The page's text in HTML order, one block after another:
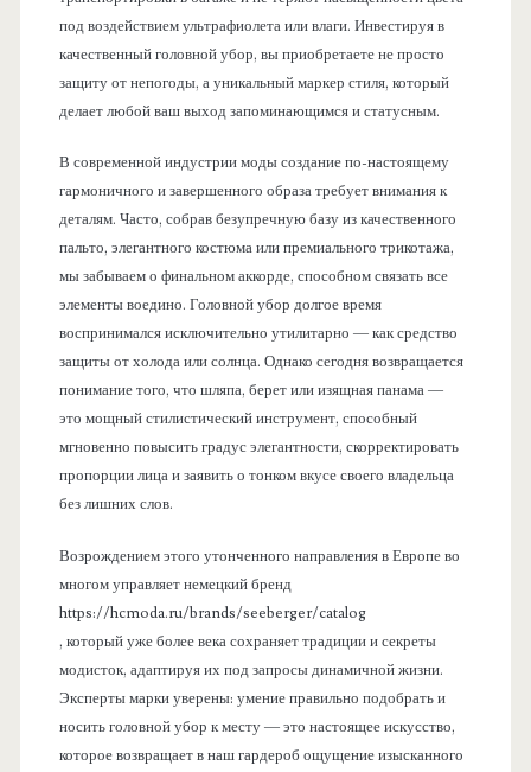
под воздействием ультрафиолета или влаги. Инвестируя в
качественный головной убор, вы приобретаете не просто
защиту от непогоды, а уникальный маркер стиля, который
делает любой ваш выход запоминающимся и статусным.
В современной индустрии моды создание по-настоящему
гармоничного и завершенного образа требует внимания к
деталям. Часто, собрав безупречную базу из качественного
пальто, элегантного костюма или премиального трикотажа,
мы забываем о финальном аккорде, способном связать все
элементы воедино. Головной убор долгое время
воспринимался исключительно утилитарно — как средство
защиты от холода или солнца. Однако сегодня возвращается
понимание того, что шляпа, берет или изящная панама —
это мощный стилистический инструмент, способный
мгновенно повысить градус элегантности, скорректировать
пропорции лица и заявить о тонком вкусе своего владельца
без лишних слов.
Возрождением этого утонченного направления в Европе во
многом управляет немецкий бренд
https://hcmoda.ru/brands/seeberger/catalog
, который уже более века сохраняет традиции и секреты
модисток, адаптируя их под запросы динамичной жизни.
Эксперты марки уверены: умение правильно подобрать и
носить головной убор к месту — это настоящее искусство,
которое возвращает в наш гардероб ощущение изысканного